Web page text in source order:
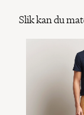
Slik kan du